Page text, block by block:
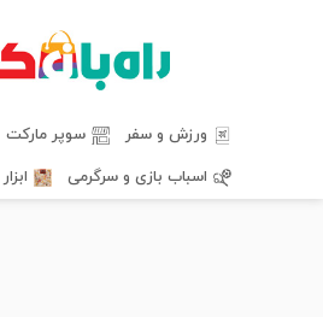
ورزش و سفر سوپر مارکت
اسباب بازی و سرگرمی